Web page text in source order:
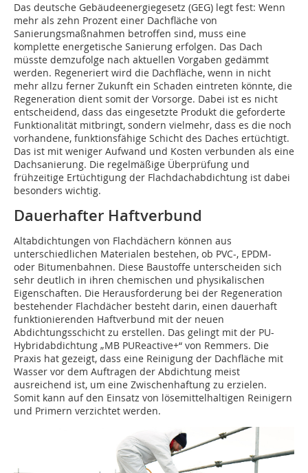
Das deutsche Gebäudeenergiegesetz (GEG) legt fest: Wenn
mehr als zehn Prozent einer Dachfläche von
Sanierungsmaßnahmen betroffen sind, muss eine
komplette energetische Sanierung erfolgen. Das Dach
müsste demzufolge nach aktuellen Vorgaben gedämmt
werden. Regeneriert wird die Dachfläche, wenn in nicht
mehr allzu ferner Zukunft ein Schaden eintreten könnte, die
Regeneration dient somit der Vorsorge. Dabei ist es nicht
entscheidend, dass das eingesetzte Produkt die geforderte
Funktionalität mitbringt, sondern vielmehr, dass es die noch
vorhandene, funktionsfähige Schicht des Daches ertüchtigt.
Das ist mit weniger Aufwand und Kosten verbunden als eine
Dachsanierung. Die regelmäßige Überprüfung und
frühzeitige Ertüchtigung der Flachdachabdichtung ist dabei
besonders wichtig.
Dauerhafter Haftverbund
Altabdichtungen von Flachdächern können aus
unterschiedlichen Materialen bestehen, ob PVC-, EPDM-
oder Bitumenbahnen. Diese Baustoffe unterscheiden sich
sehr deutlich in ihren chemischen und physikalischen
Eigenschaften. Die Herausforderung bei der Regeneration
bestehender Flachdächer besteht darin, einen dauerhaft
funktionierenden Haftverbund mit der neuen
Abdichtungsschicht zu erstellen. Das gelingt mit der PU-
Hybridabdichtung „MB PUReactive+“ von Remmers. Die
Praxis hat gezeigt, dass eine Reinigung der Dachfläche mit
Wasser vor dem Auftragen der Abdichtung meist
ausreichend ist, um eine Zwischenhaftung zu erzielen.
Somit kann auf den Einsatz von lösemittelhaltigen Reinigern
und Primern verzichtet werden.